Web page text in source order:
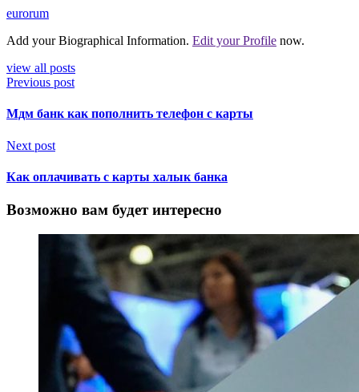
eurorum
Add your Biographical Information. Edit your Profile now.
view all posts
Previous post
Мдм банк как пополнить телефон с карты
Next post
Как оплачивать с карты халык банка
Возможно вам будет интересно